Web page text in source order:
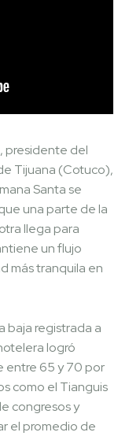
presidente del
Tijuana (Cotuco),
Santa se
una parte de la
llega para
un flujo
más tranquila en
baja registrada a
logró
entre 65 y 70 por
como el Tianguis
congresos y
el promedio de